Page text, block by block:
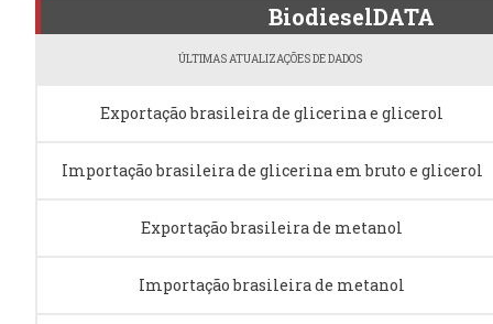
BiodieselDATA
ÚLTIMAS ATUALIZAÇÕES DE DADOS
Exportação brasileira de glicerina e glicerol
Importação brasileira de glicerina em bruto e glicerol
Exportação brasileira de metanol
Importação brasileira de metanol